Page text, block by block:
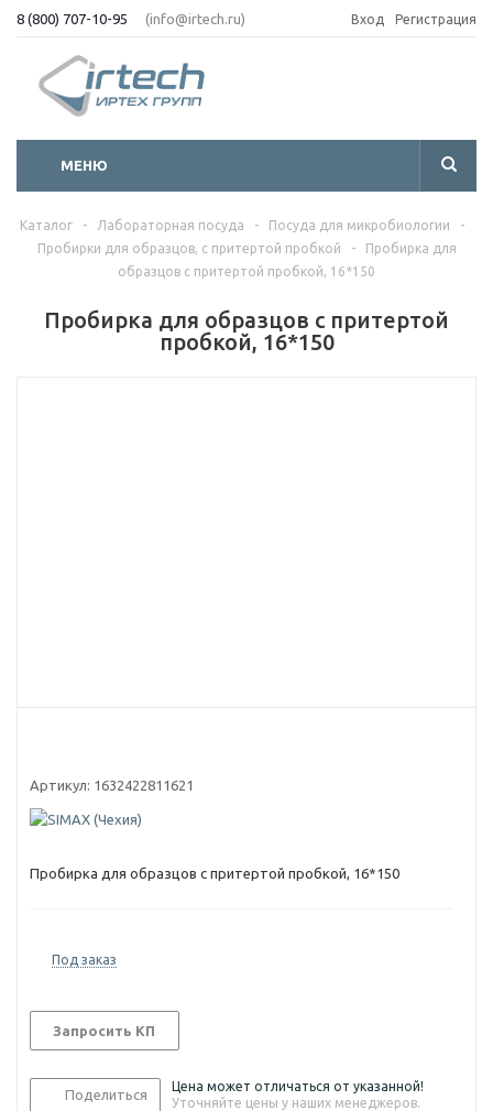
8 (800) 707-10-95 (info@irtech.ru) Вход Регистрация
МЕНЮ
Каталог - Лабораторная посуда - Посуда для микробиологии
-
Пробирки для образцов, с притертой пробкой
-
Пробирка для
образцов с притертой пробкой, 16*150
Пробирка для образцов с притертой
пробкой, 16*150
Артикул: 1632422811621
Пробирка для образцов с притертой пробкой, 16*150
Под заказ
Запросить КП
Поделиться
Цена может отличаться от указанной!
Уточняйте цены у наших менеджеров.